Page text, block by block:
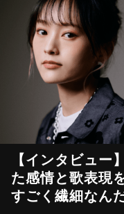
【インタビュー
た感情と歌表現
すごく繊細なん